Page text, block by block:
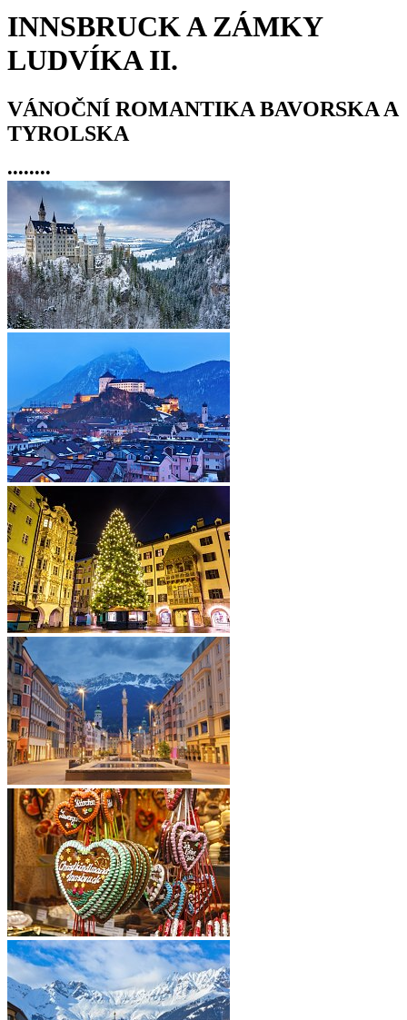
INNSBRUCK A ZÁMKY
LUDVÍKA II.
VÁNOČNÍ ROMANTIKA BAVORSKA A
TYROLSKA
••••••••